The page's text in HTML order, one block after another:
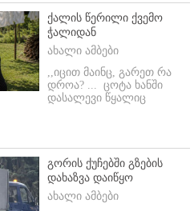
ქალის წერილი ქვემო
ჭალიდან
ახალი ამბები
,,იცით მაინც, გარეთ რა
დროა? ... ცოტა ხანში
დასალევი წყალიც
გორის ქუჩებში გზების
დახაზვა დაიწყო
ახალი ამბები